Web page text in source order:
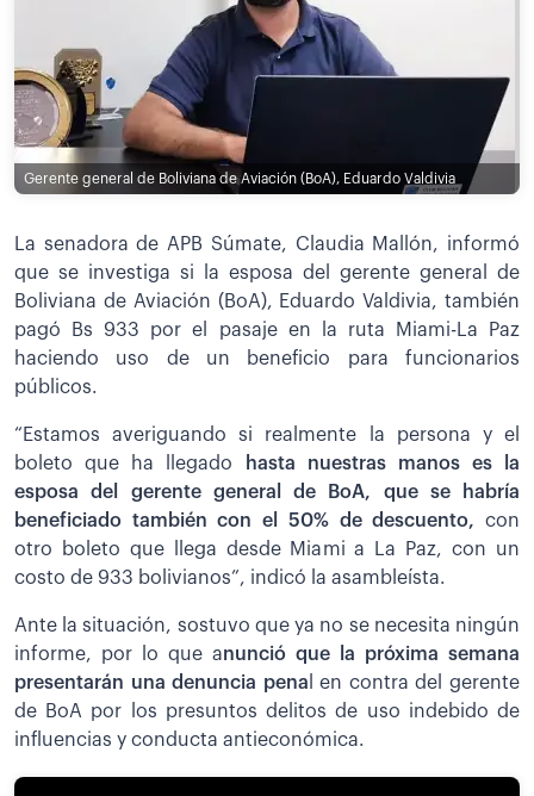
Gerente general de Boliviana de Aviación (BoA), Eduardo Valdivia
La senadora de APB Súmate, Claudia Mallón, informó
que se investiga si la esposa del gerente general de
Boliviana de Aviación (BoA), Eduardo Valdivia, también
pagó Bs 933 por el pasaje en la ruta Miami-La Paz
haciendo uso de un beneficio para funcionarios
públicos.
“Estamos averiguando si realmente la persona y el
boleto que ha llegado
hasta nuestras manos es la
esposa del gerente general de BoA, que se habría
beneficiado también con el 50% de descuento, con
otro boleto que llega desde Miami a La Paz, con un
costo de 933 bolivianos”, indicó la asambleísta.
Ante la situación, sostuvo que ya no se necesita ningún
informe, por lo que anunció que la próxima semana
presentarán una denuncia pena l en contra del gerente
de BoA por los presuntos delitos de uso indebido de
influencias y conducta antieconómica.